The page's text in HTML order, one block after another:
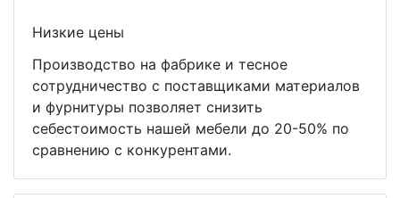
Низкие цены
Производство на фабрике и тесное
сотрудничество с поставщиками материалов
и фурнитуры позволяет снизить
себестоимость нашей мебели до 20-50% по
сравнению с конкурентами.